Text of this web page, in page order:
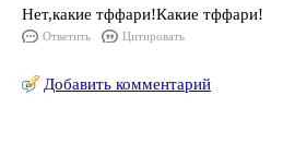
Нет,какие тффари!Какие тффари!
Ответить Цитировать
Добавить комментарий